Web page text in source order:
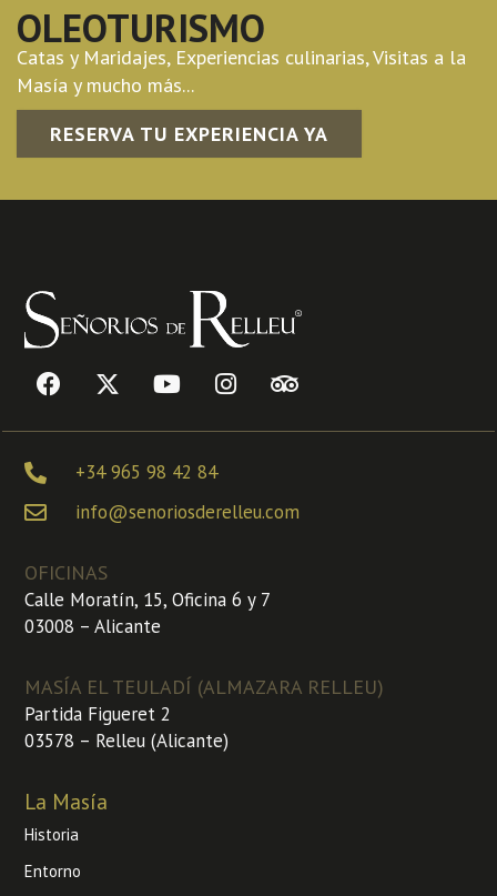
OLEOTURISMO
Catas y Maridajes, Experiencias culinarias, Visitas a la
Masía y mucho más...
RESERVA TU EXPERIENCIA YA
+34 965 98 42 84
info@senoriosderelleu.com
OFICINAS
Calle Moratín, 15, Oficina 6 y 7
03008 – Alicante
MASÍA EL TEULADÍ (ALMAZARA RELLEU)
Partida Figueret 2
03578 – Relleu (Alicante)
La Masía
Historia
Entorno